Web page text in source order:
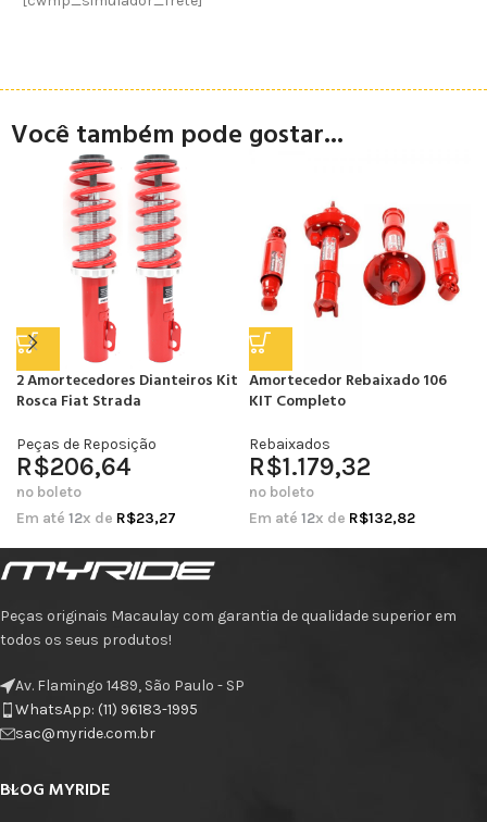
Você também pode gostar...
2 Amortecedores Dianteiros Kit
Rosca Fiat Strada
Peças de Reposição
R$206,64
no boleto
Em até 12x de R$23,27
Amortecedor Rebaixado 106
KIT Completo
Rebaixados
R$1.179,32
no boleto
Em até 12x de R$132,82
Peças originais Macaulay com garantia de qualidade superior em
todos os seus produtos!
Av. Flamingo 1489, São Paulo - SP
WhatsApp: (11) 96183-1995
sac@myride.com.br
BLOG MYRIDE